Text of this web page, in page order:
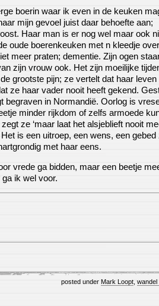
boerin waar ik even in de keuken
mijn gevoel juist daar behoefte aan;
Haar man is er nog wel maar ook
oude boerenkeuken met n kleedje over
meer praten; dementie. Zijn ogen
zijn vrouw ook. Het zijn moeilijke
grootste pijn; ze vertelt dat haar leven
ze haar vader nooit heeft gekend.
begraven in Normandië. Oorlog is
minder rijkdom of zelfs armoede
zegt ze ‘maar laat het alsjeblieft nooit
Het is een uitroep, een wens, een gebed
met haar eens.
vrede ga bidden, maar een beetje
ik wel voor.
posted under Mark Loopt wandel